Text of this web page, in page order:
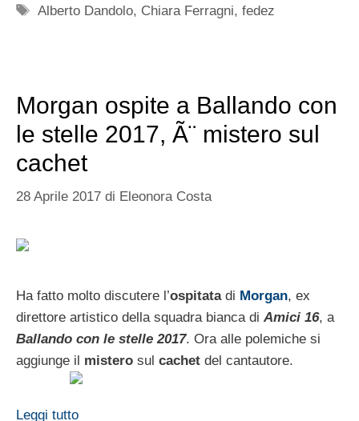
Tag
Alberto Dandolo, Chiara Ferragni,fedez
Morgan ospite a Ballando con
le stelle 2017, Ã¨ mistero sul
cachet
28 Aprile 2017 di Eleonora Costa
Ha fatto molto discutere l’ospitatadi Morgan, ex
direttore artistico della squadra bianca di Amici 16, a
Ballando con le stelle 2017. Ora alle polemiche si
aggiunge il mistero sul cachet del cantautore.
Leggi tutto